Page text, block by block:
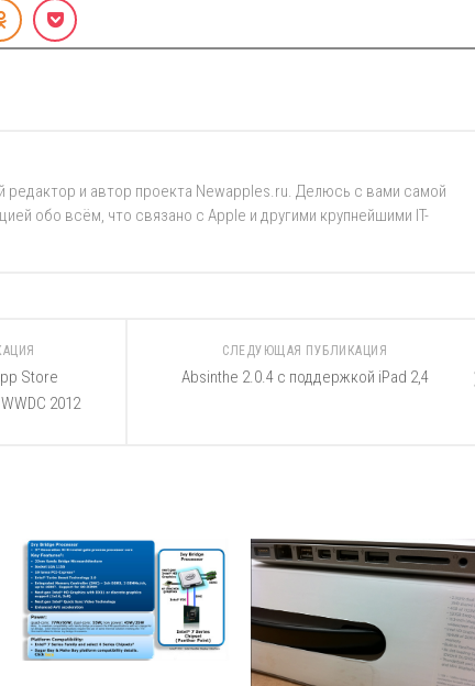
редактор и автор проекта Newapples.ru. Делюсь с вами самой
обо всём, что связано с Apple и другими крупнейшими IT-
СЛЕДУЮЩАЯ ПУБЛИКАЦИЯ
Absinthe 2.0.4 с поддержкой iPad 2,4
Store
2012